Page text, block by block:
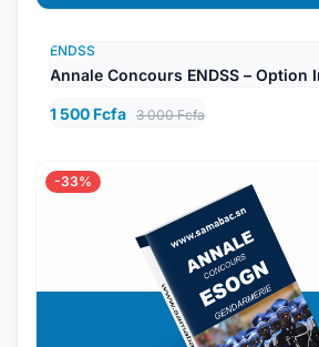
ENDSS
Annale Concours ENDSS – Option
1 500 Fcfa 3 000 Fcfa
-33%